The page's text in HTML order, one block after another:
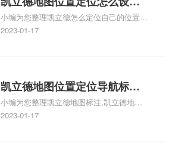
怎么弄相关地图标注知识，详情可查看下方
正文！
自己的指路人地图标注服务中
心名？凯立德地图位置定位怎
小编为您整理凯立德怎么定位自己的位置
啊、手机凯立德地图定位怎么设置往上走、
地图标注服务中心铺招牌相关地图标注知
识，详情可查看下方正文！
2023-01-17
凯立德地图位置定位导航标
注？凯立德地图位置定位,导航,
标注？
小编为您整理凯立德地图标注,凯立德地图
标注怎么做啊、凯立德地图标注,凯立德地
2023-01-17